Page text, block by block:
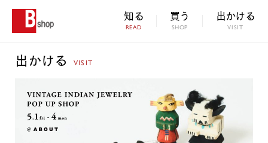
知る
READ
買う
SHOP
出かける
VISIT
出かける VISIT